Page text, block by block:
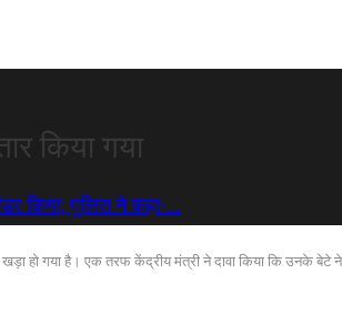
किया गया
किया; पुलिस ने कहा-…
हो गया है। एक तरफ केंद्रीय मंत्री ने दावा किया कि उनके